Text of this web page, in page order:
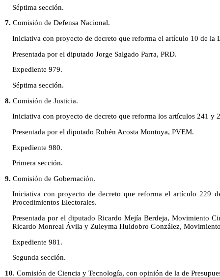
Séptima sección.
7. Comisión de Defensa Nacional.
Iniciativa con proyecto de decreto que reforma el artículo 10 de la
Presentada por el diputado Jorge Salgado Parra, PRD.
Expediente 979.
Séptima sección.
8. Comisión de Justicia.
Iniciativa con proyecto de decreto que reforma los artículos 241 y
Presentada por el diputado Rubén Acosta Montoya, PVEM.
Expediente 980.
Primera sección.
9. Comisión de Gobernación.
Iniciativa con proyecto de decreto que reforma el artículo 229
Procedimientos Electorales.
Presentada por el diputado Ricardo Mejía Berdeja, Movimiento
Ricardo Monreal Ávila y Zuleyma Huidobro González,
Expediente 981.
Segunda sección.
10. Comisión de Ciencia y Tecnología, con opinión de la de